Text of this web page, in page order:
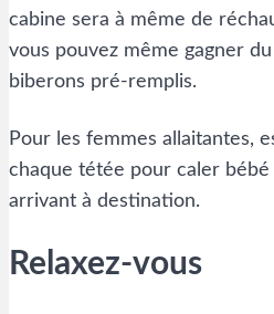
cabine sera à même de
vous pouvez même gagner
biberons pré-remplis.
Pour les femmes allaitantes,
chaque tétée pour caler
arrivant à destination.
Relaxez-vous